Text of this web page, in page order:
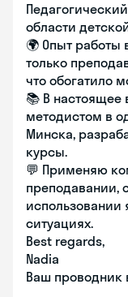
области
🌍 Опыт работы
только
что обогатило
📚 В настоящее
методистом в
Минска,
курсы.
💬 Применяю
преподавании,
ситуациях.
Best regards,
Nadia
Ваш проводник